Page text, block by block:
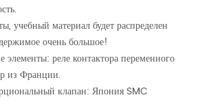
учебный материал будет распределен
очень большое!
элементы: реле контактора переменного
из Франции.
клапан: Япония SMC